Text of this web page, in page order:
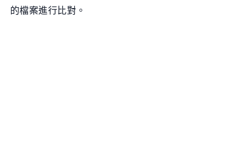
的檔案進行比對。